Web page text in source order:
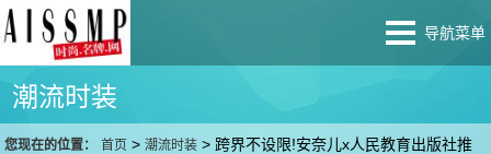
导航菜单
潮流时装
您现在的位置： 首页 >潮流时装 > 跨界不设限!安奈儿x人民教育出版社推